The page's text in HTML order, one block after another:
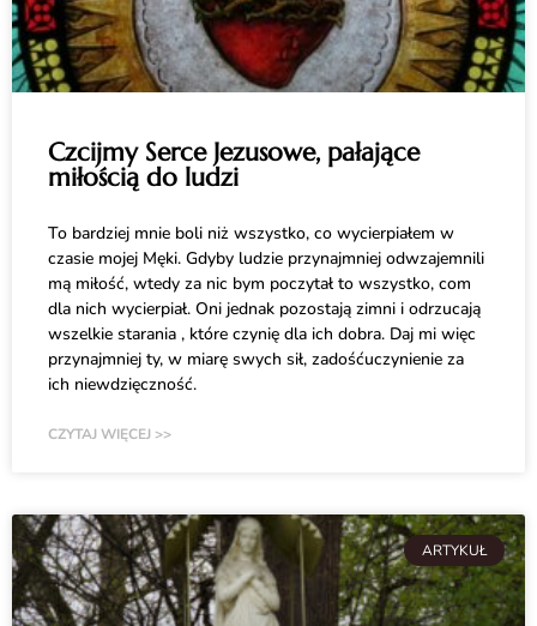
Czcijmy Serce Jezusowe, pałające
miłością do ludzi
To bardziej mnie boli niż wszystko, co wycierpiałem w
czasie mojej Męki. Gdyby ludzie przynajmniej odwzajemnili
mą miłość, wtedy za nic bym poczytał to wszystko, com
dla nich wycierpiał. Oni jednak pozostają zimni i odrzucają
wszelkie starania , które czynię dla ich dobra. Daj mi więc
przynajmniej ty, w miarę swych sił, zadośćuczynienie za
ich niewdzięczność.
CZYTAJ WIĘCEJ >>
ARTYKUŁ